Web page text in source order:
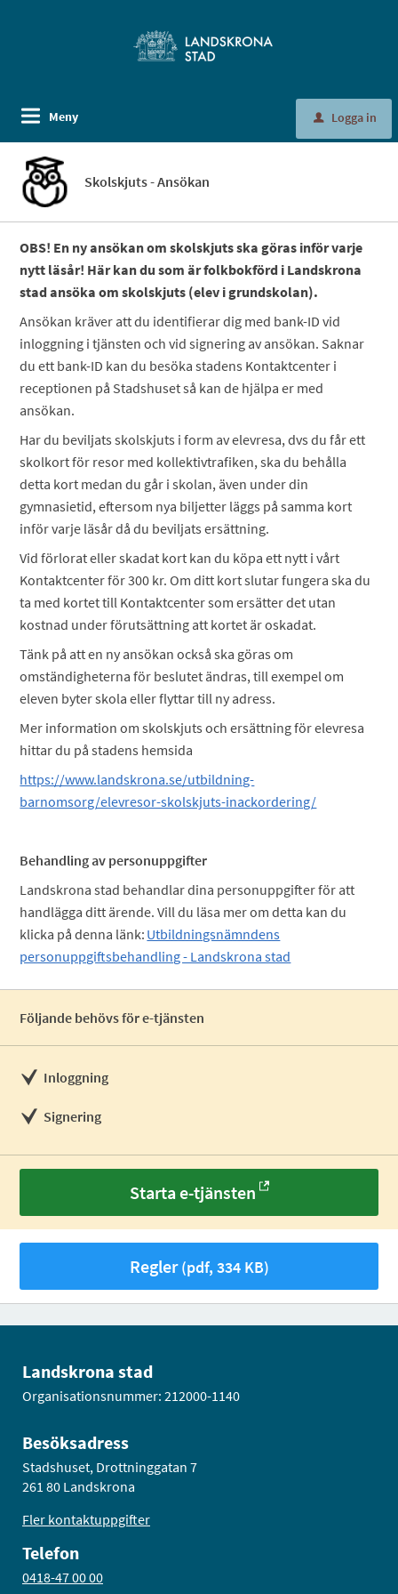
Meny u Logga in
Skolskjuts - Ansökan
OBS! En ny ansökan om skolskjuts ska göras inför varje
nytt läsår! Här kan du som är folkbokförd i Landskrona
stad ansöka om skolskjuts (elev i grundskolan).
Ansökan kräver att du identifierar dig med bank-ID vid
inloggning i tjänsten och vid signering av ansökan. Saknar
du ett bank-ID kan du besöka stadens Kontaktcenter i
receptionen på Stadshuset så kan de hjälpa er med
ansökan.
Har du beviljats skolskjuts i form av elevresa, dvs du får ett
skolkort för resor med kollektivtrafiken, ska du behålla
detta kort medan du går i skolan, även under din
gymnasietid, eftersom nya biljetter läggs på samma kort
inför varje läsår då du beviljats ersättning.
Vid förlorat eller skadat kort kan du köpa ett nytt i vårt
Kontaktcenter för 300 kr. Om ditt kort slutar fungera ska du
ta med kortet till Kontaktcenter som ersätter det utan
kostnad under förutsättning att kortet är oskadat.
Tänk på att en ny ansökan också ska göras om
omständigheterna för beslutet ändras, till exempel om
eleven byter skola eller flyttar till ny adress.
Mer information om skolskjuts och ersättning för elevresa
hittar du på stadens hemsida
https://www.landskrona.se/utbildning-
barnomsorg/elevresor-skolskjuts-inackordering/
Behandling av personuppgifter
Landskrona stad behandlar dina personuppgifter för att
handlägga ditt ärende. Vill du läsa mer om detta kan du
klicka på denna länk: Utbildningsnämndens
personuppgiftsbehandling - Landskrona stad
Följande behövs för e-tjänsten
Inloggning
Signering
Starta e-tjänsten
Regler(pdf, 334 KB)
Landskrona stad
Organisationsnummer: 212000-1140
Besöksadress
Stadshuset, Drottninggatan 7
261 80 Landskrona
Fler kontaktuppgifter
Telefon
0418-47 00 00